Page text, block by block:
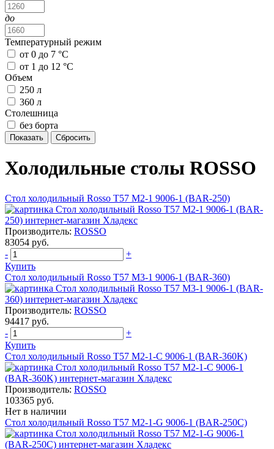
до
Температурный режим
от 0 до 7 °С
от 1 до 12 °С
Объем
250 л
360 л
Столешница
без борта
Холодильные столы ROSSO
Стол холодильный Rosso T57 M2-1 9006-1 (BAR-250)
Производитель: ROSSO
83054 руб.
-
+
Купить
Стол холодильный Rosso T57 M3-1 9006-1 (BAR-360)
Производитель: ROSSO
94417 руб.
-
+
Купить
Стол холодильный Rosso T57 M2-1-C 9006-1 (BAR-360K)
Производитель: ROSSO
103365 руб.
Нет в наличии
Стол холодильный Rosso T57 M2-1-G 9006-1 (BAR-250C)